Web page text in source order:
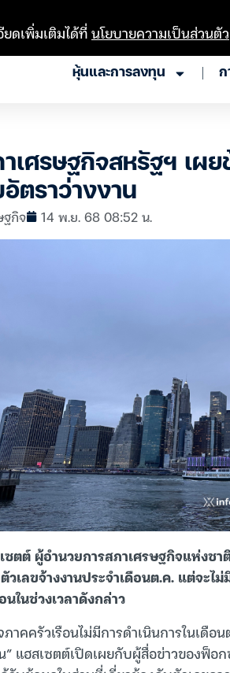
หุ้นและการลงทุน ก
เศรษฐกิจสหรัฐฯ เผ
อัตราว่างงาน
ฐกิจ 14 พ.ย. 68 08:52 น.
ซตต์ ผู้อำนวยการสภาเศรษฐกิจแห่งช
วเลขจ้างงานประจำเดือนต.ค. แต่จะไ
นในช่วงเวลาดังกล่าว
ภาคครัวเรือนไม่มีการดำเนินการในเดือ
” แฮสเซตต์เปิดเผยกับผู้สื่อข่าวของฟ็
ดเพิ่มเติมได้ที่นโยบายความเป็นส่วนตัว